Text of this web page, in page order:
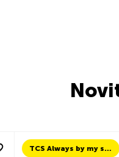
Nuovo